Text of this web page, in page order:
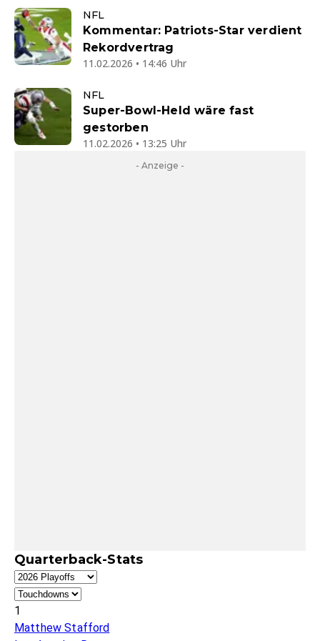
NFL
Kommentar: Patriots-Star verdient
Rekordvertrag
11.02.2026 • 14:46 Uhr
NFL
Super-Bowl-Held wäre fast
gestorben
11.02.2026 • 13:25 Uhr
- Anzeige -
Quarterback-Stats
1
Matthew Stafford